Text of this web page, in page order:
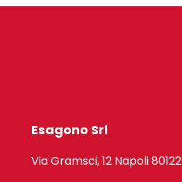
Esagono Srl
Via Gramsci, 12 Napoli 80122